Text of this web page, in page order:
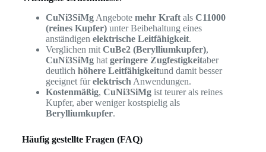
CuNi3SiMgAngebote mehr Kraftals C11000
(reines Kupfer)unter Beibehaltung eines
anständigen elektrische Leitfähigkeit.
Verglichen mit CuBe2 (Berylliumkupfer),
CuNi3SiMghat geringere Zugfestigkeitaber
deutlich höhere Leitfähigkeitund damit besser
geeignet fürelektrisch Anwendungen.
Kostenmäßig, CuNi3SiMgist teurer als reines
Kupfer, aber weniger kostspielig als
Berylliumkupfer.
Häufig gestellte Fragen (FAQ)